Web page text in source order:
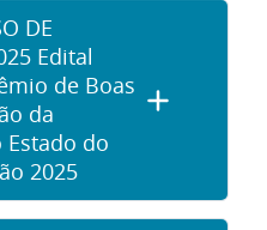
DE
Edital
de Boas
da
Estado do
2025